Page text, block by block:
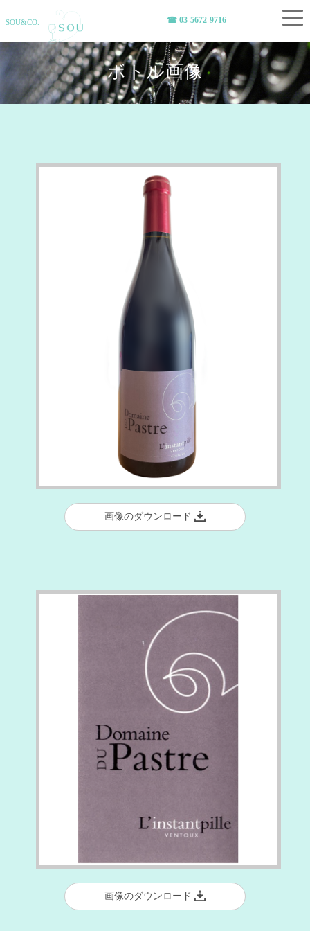
SOU&CO. ☎︎ 03-5672-9716
ボトル画像
画像のダウンロード
画像のダウンロード